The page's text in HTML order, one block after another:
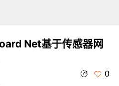
Net基于传感器网
0